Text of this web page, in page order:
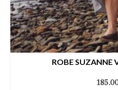
ROBE SUZANNE